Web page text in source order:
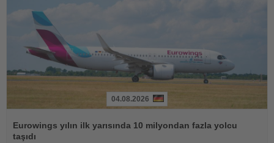
Oku
04.08.2026
Eurowings yılın ilk yarısında 10 milyondan fazla yolcu
taşıdı